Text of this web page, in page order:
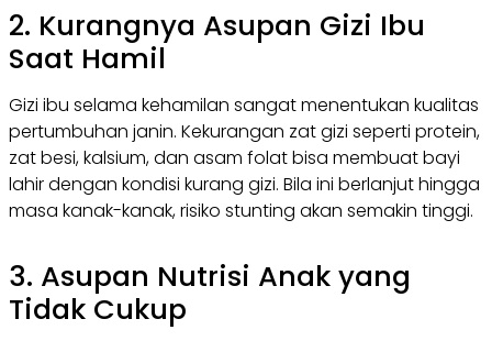
2. Kurangnya Asupan Gizi Ibu
Saat Hamil
Gizi ibu selama kehamilan sangat menentukan kualitas
pertumbuhan janin. Kekurangan zat gizi seperti protein,
zat besi, kalsium, dan asam folat bisa membuat bayi
lahir dengan kondisi kurang gizi. Bila ini berlanjut hingga
masa kanak-kanak, risiko stunting akan semakin tinggi.
3. Asupan Nutrisi Anak yang
Tidak Cukup